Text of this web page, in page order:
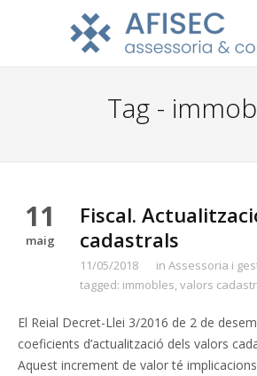
Tag -
11
maig
Fiscal.
cadastrals
11/05/2018 in Assessoria i
tagged: immobles,valors
El Reial Decret-Llei 3/2016 de 2 de
coeficients d’actualització dels valors
Aquest increment de valor té